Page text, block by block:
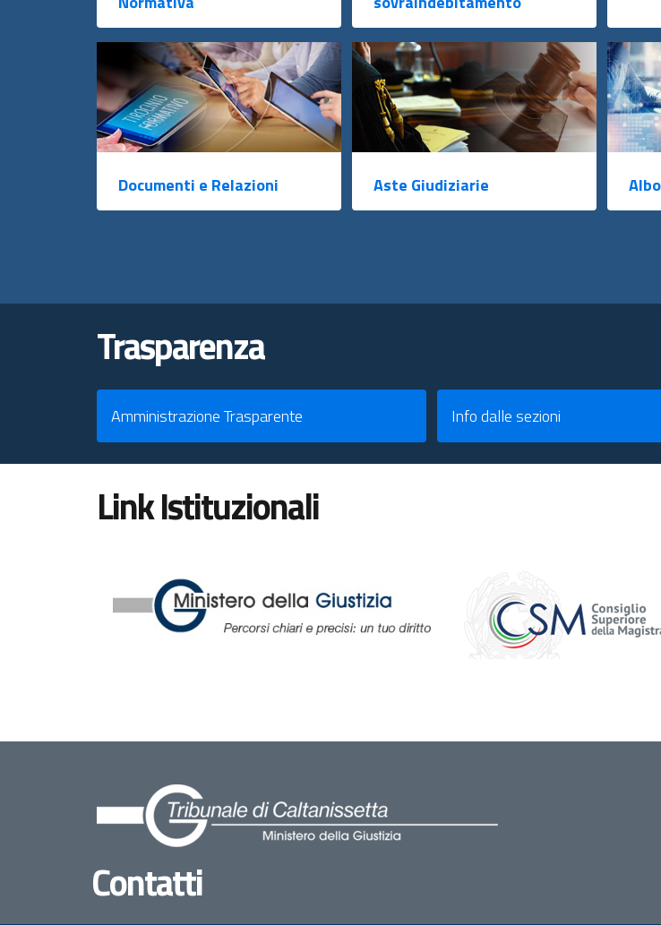
Documenti e Relazioni Aste Giudiziarie
Trasparenza
Amministrazione Trasparente Info dalle sezioni
Link Istituzionali
Contatti